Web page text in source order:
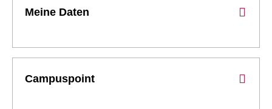
Meine Daten
Campuspoint